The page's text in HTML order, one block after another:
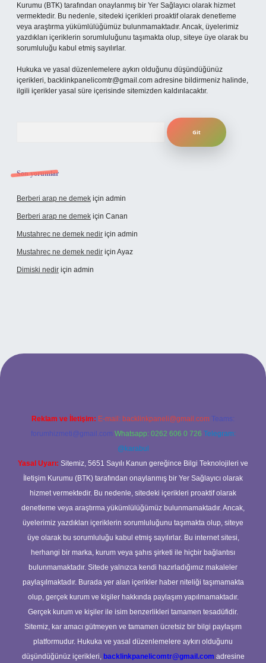
Kurumu (BTK) tarafından onaylanmış bir Yer Sağlayıcı olarak hizmet
vermektedir. Bu nedenle, sitedeki içerikleri proaktif olarak denetleme
veya araştırma yükümlülüğümüz bulunmamaktadır. Ancak, üyelerimiz
yazdıkları içeriklerin sorumluluğunu taşımakta olup, siteye üye olarak bu
sorumluluğu kabul etmiş sayılırlar.
Hukuka ve yasal düzenlemelere aykırı olduğunu düşündüğünüz
içerikleri, backlinkpanelicomtr@gmail.com adresine bildirmeniz halinde,
ilgili içerikler yasal süre içerisinde sitemizden kaldırılacaktır.
Son yorumlar
Berberi arap ne demek için admin
Berberi arap ne demek için Canan
Mustahrec ne demek nedir için admin
Mustahrec ne demek nedir için Ayaz
Dimiski nedir için admin
güncel adresi
Reklam ve İletişim: E-mail: backlinkpaneli@gmail.com Teams:
forumhizmeti@gmail.com Whatsapp: 0262 606 0 726 Telegram:
@karabul
Yasal Uyarı: Sitemiz, 5651 Sayılı Kanun gereğince Bilgi Teknolojileri ve
İletişim Kurumu (BTK) tarafından onaylanmış bir Yer Sağlayıcı olarak
hizmet vermektedir. Bu nedenle, sitedeki içerikleri proaktif olarak
denetleme veya araştırma yükümlülüğümüz bulunmamaktadır. Ancak,
üyelerimiz yazdıkları içeriklerin sorumluluğunu taşımakta olup, siteye
üye olarak bu sorumluluğu kabul etmiş sayılırlar. Bu internet sitesi,
herhangi bir marka, kurum veya şahıs şirketi ile hiçbir bağlantısı
bulunmamaktadır. Sitede yalnızca kendi hazırladığımız makaleler
paylaşılmaktadır. Burada yer alan içerikler haber niteliği taşımamakta
olup, gerçek kurum ve kişiler hakkında paylaşım yapılmamaktadır.
Gerçek kurum ve kişiler ile isim benzerlikleri tamamen tesadüfidir.
Sitemiz, kar amacı gütmeyen ve tamamen ücretsiz bir bilgi paylaşım
platformudur. Hukuka ve yasal düzenlemelere aykırı olduğunu
düşündüğünüz içerikleri, backlinkpanelicomtr@gmail.com adresine